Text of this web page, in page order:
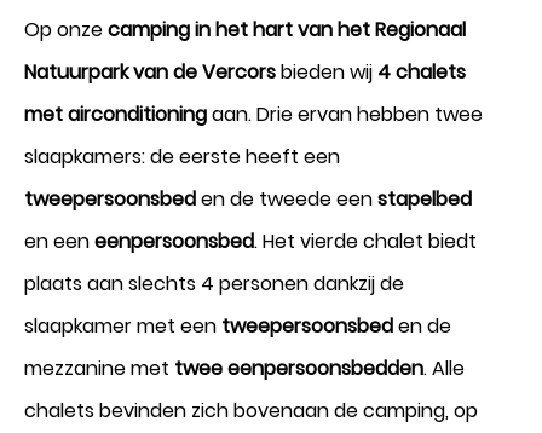
Aankomst
10
Augustus 2026
Vertrek
11
Augustus 2026
Op onzecamping in het hart van het Regionaal
Natuurpark van de Vercorsbieden wij 4 chalets
met airconditioningaan. Drie ervan hebben twee
slaapkamers: de eerste heeft een
tweepersoonsbeden de tweede eenstapelbed
en eeneenpersoonsbed. Het vierde chalet biedt
plaats aan slechts 4 personen dankzij de
slaapkamer met een tweepersoonsbeden de
mezzanine met twee eenpersoonsbedden. Alle
chalets bevinden zich bovenaan de camping, op